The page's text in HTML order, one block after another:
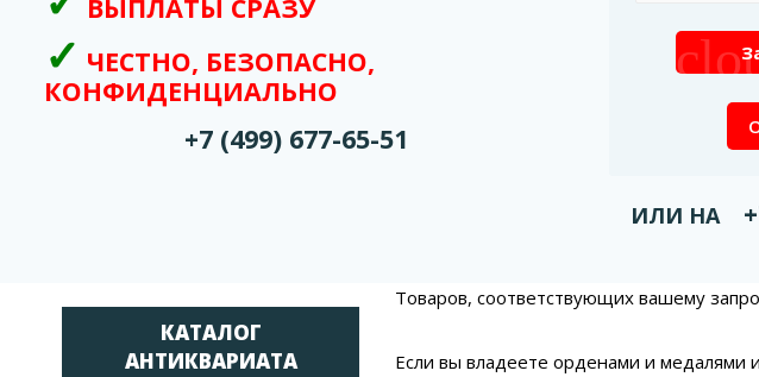
ВЫПЛАТЫ СРАЗУ
ЧЕСТНО, БЕЗОПАСНО,
КОНФИДЕНЦИАЛЬНО
+7 (499) 677-65-51
ИЛИ НА
Товаров, соответствующих вашему
Если вы владеете орденами и медалями
КАТАЛОГ
АНТИКВАРИАТА